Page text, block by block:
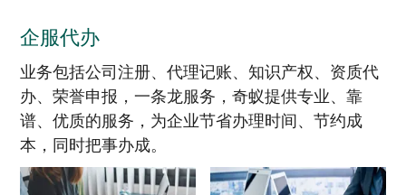
企服代办
业务包括公司注册、代理记账、知识产权、资质代
办、荣誉申报，一条龙服务，奇蚁提供专业、靠
谱、优质的服务，为企业节省办理时间、节约成
本，同时把事办成。